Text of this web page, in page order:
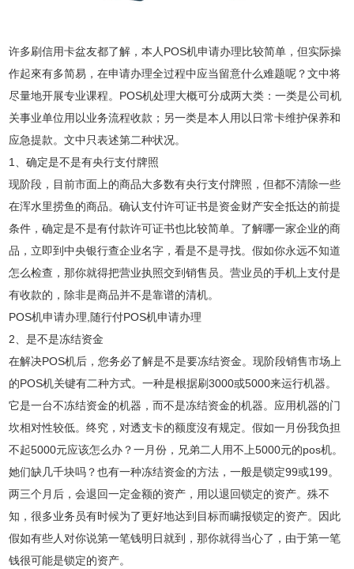
许多刷信用卡盆友都了解，本人POS机申请办理比较简单，但实际操
作起來有多简易，在申请办理全过程中应当留意什么难题呢？文中将
尽量地开展专业课程。POS机处理大概可分成两大类：一类是公司机
关事业单位用以业务流程收款；另一类是本人用以日常卡维护保养和
应急提款。文中只表述第二种状况。
1、确定是不是有央行支付牌照
现阶段，目前市面上的商品大多数有央行支付牌照，但都不清除一些
在浑水里捞鱼的商品。确认支付许可证书是资金财产安全抵达的前提
条件，确定是不是有付款许可证书也比较简单。了解哪一家企业的商
品，立即到中央银行查企业名字，看是不是寻找。假如你永远不知道
怎么检查，那你就得把营业执照交到销售员。营业员的手机上支付是
有收款的，除非是商品并不是靠谱的清机。
POS机申请办理,随行付POS机申请办理
2、是不是冻结资金
在解决POS机后，您务必了解是不是要冻结资金。现阶段销售市场上
的POS机关键有二种方式。一种是根据刷3000或5000来运行机器。
它是一台不冻结资金的机器，而不是冻结资金的机器。应用机器的门
坎相对性较低。终究，对透支卡的额度沒有规定。假如一月份我负担
不起5000元应该怎么办？一月份，兄弟二人用不上5000元的pos机。
她们缺几千块吗？也有一种冻结资金的方法，一般是锁定99或199。
两三个月后，会退回一定金额的资产，用以退回锁定的资产。殊不
知，很多业务员有时候为了更好地达到目标而瞒报锁定的资产。因此
假如有些人对你说第一笔钱明日就到，那你就得当心了，由于第一笔
钱很可能是锁定的资产。